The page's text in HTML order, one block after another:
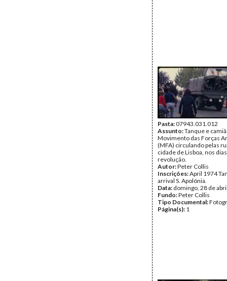
Pasta:07943.031.012
Assunto:Tanque e
Movimento das Forças
(MFA) circulando pelas
cidade de Lisboa, nos
revolução.
Autor:Peter Collis
Inscrições:April 1974
arrival S. Apolónia.
Data: domingo, 28 de
Fundo:Peter Collis
Tipo Documental:
Página(s): 1